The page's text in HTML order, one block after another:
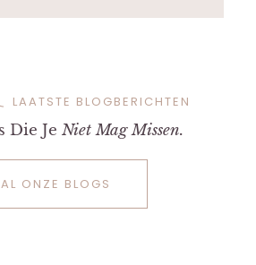
LAATSTE BLOGBERICHTEN
Die Je Niet Mag Missen.
AL ONZE BLOGS